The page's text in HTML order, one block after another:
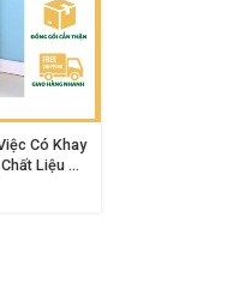
Có Khay
Liệu Gỗ
Hiện Đại,